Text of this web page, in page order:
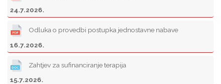
24.7.2026.
Odluka o provedbi postupka jednostavne nabave
16.7.2026.
Zahtjev za sufinanciranje terapija
15.7.2026.